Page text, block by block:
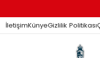
İletişimKünyeGizlilik Politikası